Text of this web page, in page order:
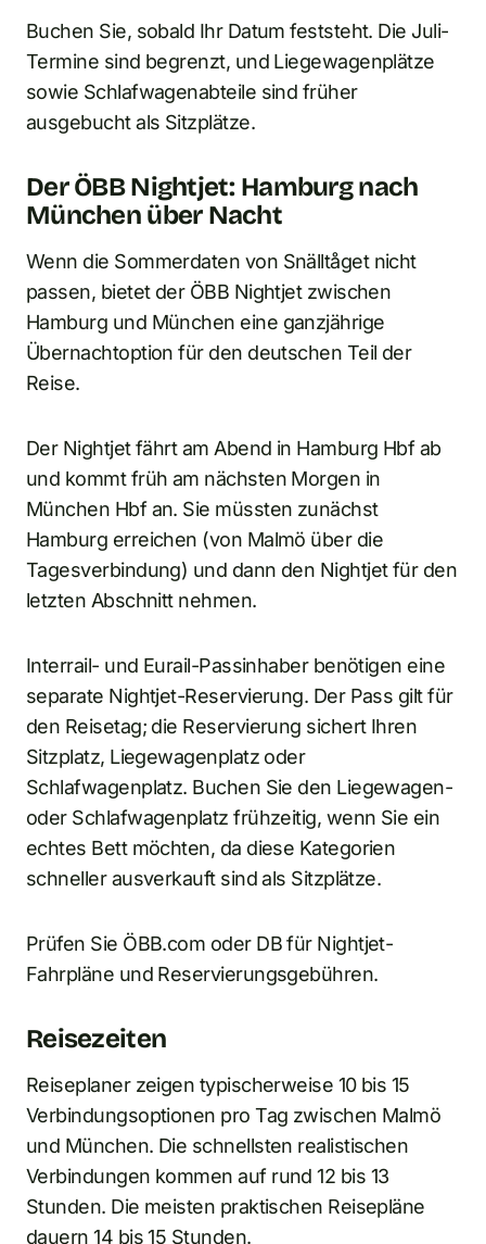
Buchen Sie, sobald Ihr Datum feststeht. Die Juli-
Termine sind begrenzt, und Liegewagenplätze
sowie Schlafwagenabteile sind früher
ausgebucht als Sitzplätze.
Der ÖBB Nightjet: Hamburg nach
München über Nacht
Wenn die Sommerdaten von Snälltåget nicht
passen, bietet der ÖBB Nightjet zwischen
Hamburg und München eine ganzjährige
Übernachtoption für den deutschen Teil der
Reise.
Der Nightjet fährt am Abend in Hamburg Hbf ab
und kommt früh am nächsten Morgen in
München Hbf an. Sie müssten zunächst
Hamburg erreichen (von Malmö über die
Tagesverbindung) und dann den Nightjet für den
letzten Abschnitt nehmen.
Interrail- und Eurail-Passinhaber benötigen eine
separate Nightjet-Reservierung. Der Pass gilt für
den Reisetag; die Reservierung sichert Ihren
Sitzplatz, Liegewagenplatz oder
Schlafwagenplatz. Buchen Sie den Liegewagen-
oder Schlafwagenplatz frühzeitig, wenn Sie ein
echtes Bett möchten, da diese Kategorien
schneller ausverkauft sind als Sitzplätze.
Prüfen Sie ÖBB.com oder DB für Nightjet-
Fahrpläne und Reservierungsgebühren.
Reisezeiten
Reiseplaner zeigen typischerweise 10 bis 15
Verbindungsoptionen pro Tag zwischen Malmö
und München. Die schnellsten realistischen
Verbindungen kommen auf rund 12 bis 13
Stunden. Die meisten praktischen Reisepläne
dauern 14 bis 15 Stunden.